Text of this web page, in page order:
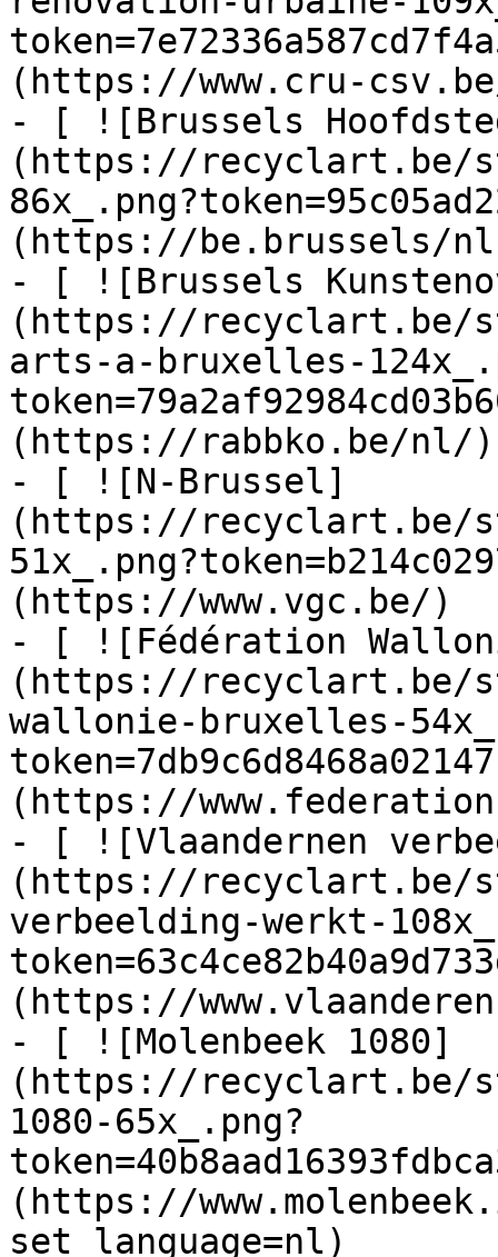
(https://www.cru-
- [ ![Brussels
(https://recyclart.be/
(https://be.brussels/
- [ ![Brussels
(https://recyclart.be/
arts-a-bruxelles-
(https://rabbko.be/nl/)
- [ ![N-Brussel]
(https://recyclart.be/
(https://www.vgc.be/)
- [ ![Fédération
(https://recyclart.be/
wallonie-bruxelles-
(https://
- [ ![Vlaandernen
(https://recyclart.be/
verbeelding-werkt-
(https://
- [ ![Molenbeek 1080]
(https://recyclart.be/
1080-65x_.png?
(https://
set_language=nl)